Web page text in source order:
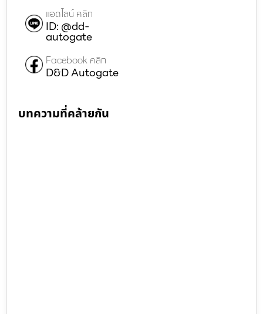
แอดไลน์ คลิก
ID: @dd-
autogate
Facebook คลิก
D&D Autogate
บทความที่คล้ายกัน